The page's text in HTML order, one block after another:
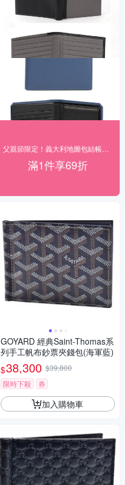
滿1件享69折
GOYARD 經典Saint-Thomas系
列手工帆布鈔票夾錢包(海軍藍)
$38,300 $39,800
限時下殺
券
加入購物車